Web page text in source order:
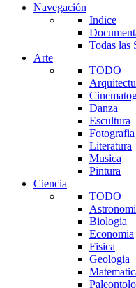
Navegación
Indice
Todas las
Arte
TODO
Danza
Escultura
Fotografia
Literatura
Musica
Pintura
Ciencia
TODO
Biologia
Economia
Fisica
Geologia